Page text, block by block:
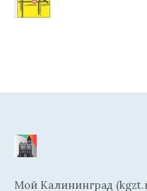
Мой Калининград